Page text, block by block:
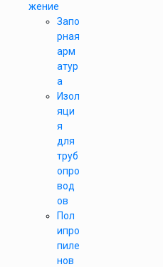
жение
Запо
рная
арм
атур
а
Изол
яци
я
для
труб
опро
вод
ов
Пол
ипро
пиле
нов